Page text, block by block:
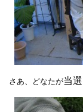
さあ、どなたが当選